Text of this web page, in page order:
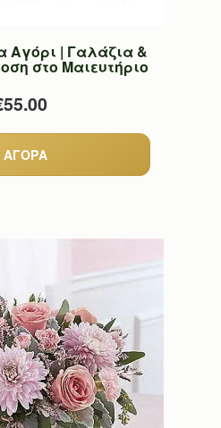
Αγόρι | Γαλάζια &
στο Μαιευτήριο